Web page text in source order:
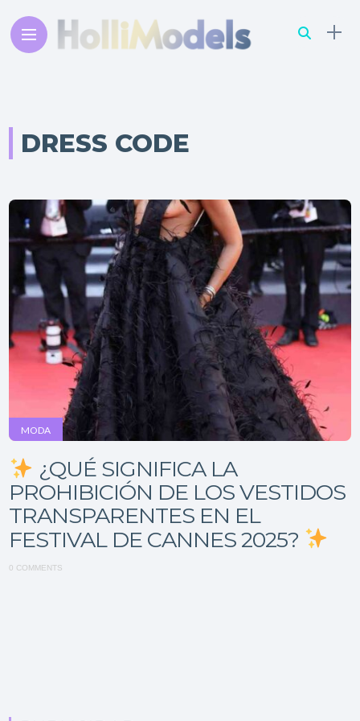
DRESS CODE
MODA
¿QUÉ SIGNIFICA LA
PROHIBICIÓN DE LOS VESTIDOS
TRANSPARENTES EN EL
FESTIVAL DE CANNES 2025?
0 COMMENTS